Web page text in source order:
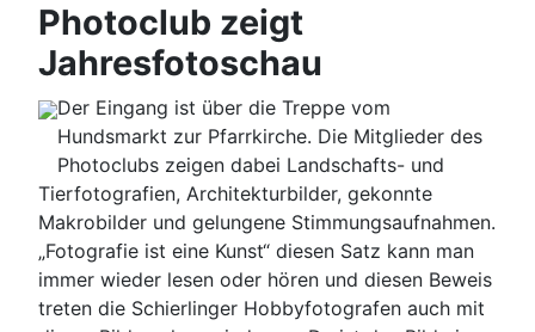
Photoclub zeigt
Jahresfotoschau
Der Eingang ist über die Treppe vom
Hundsmarkt zur Pfarrkirche. Die Mitglieder des
Photoclubs zeigen dabei Landschafts- und
Tierfotografien, Architekturbilder, gekonnte
Makrobilder und gelungene Stimmungsaufnahmen.
„Fotografie ist eine Kunst“ diesen Satz kann man
immer wieder lesen oder hören und diesen Beweis
treten die Schierlinger Hobbyfotografen auch mit